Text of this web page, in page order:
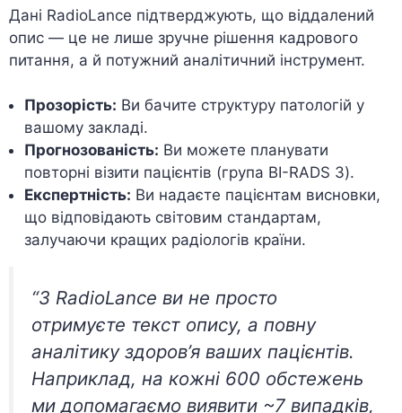
Дані RadioLance підтверджують, що віддалений
опис — це не лише зручне рішення кадрового
питання, а й потужний аналітичний інструмент.
Прозорість: Ви бачите структуру патологій у
вашому закладі.
Прогнозованість: Ви можете планувати
повторні візити пацієнтів (група BI-RADS 3).
Експертність: Ви надаєте пацієнтам висновки,
що відповідають світовим стандартам,
залучаючи кращих радіологів країни.
“З RadioLance ви не просто
отримуєте текст опису, а повну
аналітику здоров’я ваших пацієнтів.
Наприклад, на кожні 600 обстежень
ми допомагаємо виявити ~7 випадків,